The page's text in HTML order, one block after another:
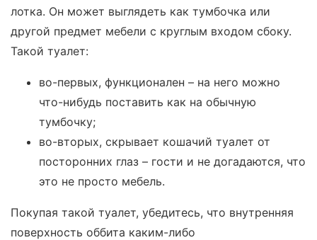
лотка. Он может выглядеть как тумбочка или
другой предмет мебели с круглым входом сбоку.
Такой туалет:
во-первых, функционален – на него можно
что-нибудь поставить как на обычную
тумбочку;
во-вторых, скрывает кошачий туалет от
посторонних глаз – гости и не догадаются, что
это не просто мебель.
Покупая такой туалет, убедитесь, что внутренняя
поверхность оббита каким-либо